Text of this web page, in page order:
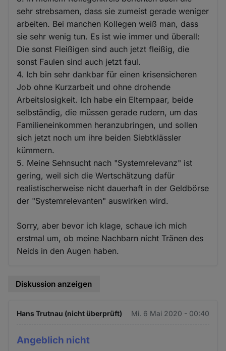
sehr strebsamen, dass sie zumeist gerade weniger
arbeiten. Bei manchen Kollegen weiß man, dass
sie sehr wenig tun. Es ist wie immer und überall:
Die sonst Fleißigen sind auch jetzt fleißig, die
sonst Faulen sind auch jetzt faul.
4. Ich bin sehr dankbar für einen krisensicheren
Job ohne Kurzarbeit und ohne drohende
Arbeitslosigkeit. Ich habe ein Elternpaar, beide
selbständig, die müssen gerade rudern, um das
Familieneinkommen heranzubringen, und sollen
sich jetzt noch um ihre beiden Siebtklässler
kümmern.
5. Meine Sehnsucht nach "Systemrelevanz" ist
gering, weil sich die Wertschätzung dafür
realistischerweise nicht dauerhaft in der Geldbörse
der "Systemrelevanten" auswirken wird.
Sorry, aber bevor ich klage, schaue ich mich
erstmal um, ob meine Nachbarn nicht Tränen des
Neids in den Augen haben.
Diskussion anzeigen
Hans Trutnau (nicht überprüft) Mi. 6 Mai 2020 - 00:40
Angeblich nicht